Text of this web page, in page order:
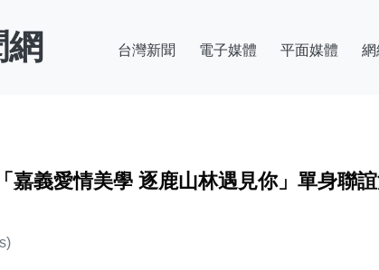
台灣新聞 電子媒體 平面媒體 網
嘉義愛情美學 逐鹿山林遇見你」單身聯